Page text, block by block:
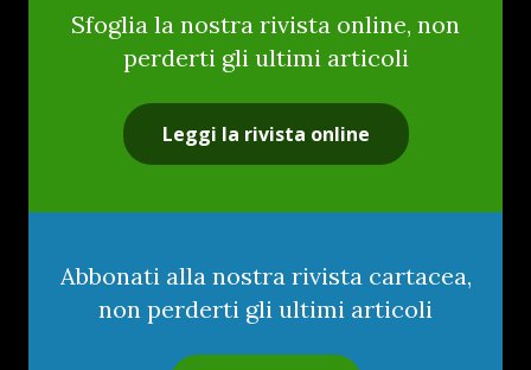
Sfoglia la nostra rivista online, non
perderti gli ultimi articoli
Leggi la rivista online
Abbonati alla nostra rivista cartacea,
non perderti gli ultimi articoli